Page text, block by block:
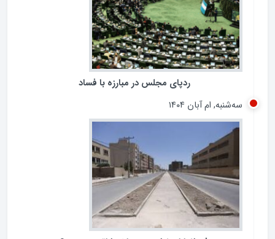
ردپای مجلس در مبارزه با فساد
سه‌شنبه, ام آبان ۱۴۰۴